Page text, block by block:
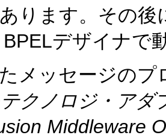
ります。その
デザイナで
メッセージのプ
クノロジ・アダ
Middleware